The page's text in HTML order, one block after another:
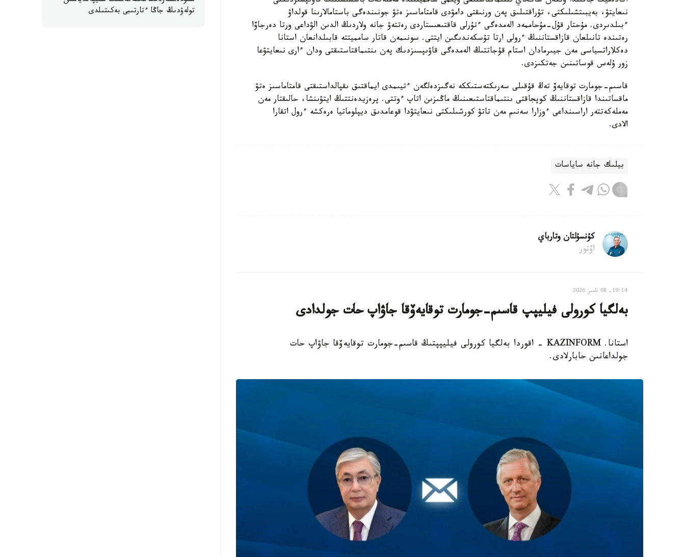
نىعايتۋ، بەيبىتشىلىكتى، تۇراقتىلىق پەن ورنىقتى دامۋدى قامتاماسىز ەتۋ جونىندەگى باستامالارىنا قولداۋ
ءبىلدىردى. مۇحتار قۇل-مۇحاممەد الەمدەگى ءتۇرلى قاقتىعىستاردى رەتتەۋ جانە ولاردىڭ الدىن الۋداعى ورتا دەرجاۆا
رەتىندە تانىلعان قازاقستاننىڭ ءرولى ارتا تۇسكەندىگىن ايتتى. سونىمەن قاتار سامميتتە قابىلدانعان استانا
دەكلاراتسياسى مەن جيىرمادان استام قۇجاتتىڭ الەمدەگى قاۋىپسىزدىك پەن ىنتىماقتاستىقتى ودان ءارى نىعايتۋعا
زور ۇلەس قوساتىنىن جەتكىزدى.
قاسىم-جومارت توقايەۆ تەڭ قۇقىلى سەرىكتەستىككە نەگىزدەلگەن ءتيىمدى ايماقتىق ىقپالداستىقتى قامتاماسىز ەتۋ
ماقساتىندا قازاقستاننىڭ كوپجاقتى ىنتىماقتاستىعىنىڭ ماڭىزىن اتاپ ءوتتى. پرەزيدەنتتىڭ ايتۋىنشا، حالىقتار مەن
مەملەكەتتەر اراسىنداعى ءوزارا سەنىم مەن تاتۋ كورشىلىكتى نىعايتۋدا قوعامدىق ديپلوماتيا ەرەكشە ءرول اتقارا
الادى.
بيلىك جانە ساياسات
كۇنسۇلتان وتارباي
اۆتور
19:14, 08 تامىز 2026
بەلگيا كورولى فيليپپ قاسىم-جومارت توقايەۆقا جاۋاپ حات جولدادى
استانا. KAZINFORM - اقوردا بەلگيا كورولى فيليپپتىڭ قاسىم-جومارت توقايەۆقا جاۋاپ حات
جولداعانىن حابارلادى.
تولەۋدىڭ جاڭا ءتارتىبى بەكىتىلدى